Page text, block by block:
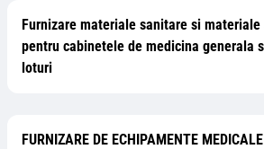
Furnizare materiale sanitare si
pentru cabinetele de medicina generala
loturi
FURNIZARE DE ECHIPAMENTE